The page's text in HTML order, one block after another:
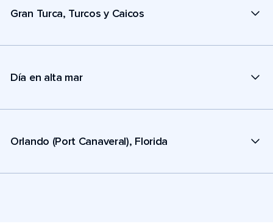
Gran Turca, Turcos y Caicos
Día en alta mar
Orlando (Port Canaveral), Florida